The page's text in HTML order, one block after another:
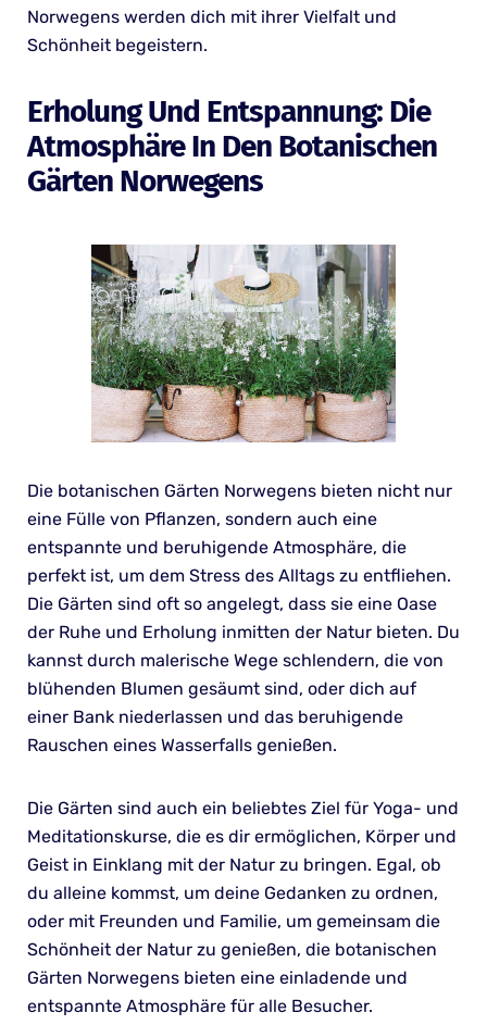
Norwegens werden dich mit ihrer Vielfalt und
Schönheit begeistern.
Erholung Und Entspannung: Die
Atmosphäre In Den Botanischen
Gärten Norwegens
Die botanischen Gärten Norwegens bieten nicht nur
eine Fülle von Pflanzen, sondern auch eine
entspannte und beruhigende Atmosphäre, die
perfekt ist, um dem Stress des Alltags zu entfliehen.
Die Gärten sind oft so angelegt, dass sie eine Oase
der Ruhe und Erholung inmitten der Natur bieten. Du
kannst durch malerische Wege schlendern, die von
blühenden Blumen gesäumt sind, oder dich auf
einer Bank niederlassen und das beruhigende
Rauschen eines Wasserfalls genießen.
Die Gärten sind auch ein beliebtes Ziel für Yoga- und
Meditationskurse, die es dir ermöglichen, Körper und
Geist in Einklang mit der Natur zu bringen. Egal, ob
du alleine kommst, um deine Gedanken zu ordnen,
oder mit Freunden und Familie, um gemeinsam die
Schönheit der Natur zu genießen, die botanischen
Gärten Norwegens bieten eine einladende und
entspannte Atmosphäre für alle Besucher.